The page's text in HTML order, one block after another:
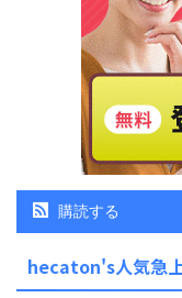
購読する
hecaton's人気急